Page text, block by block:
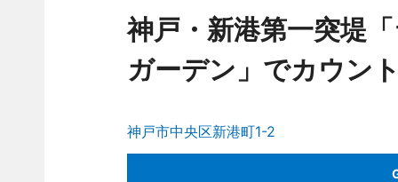
神戸・新港第一突堤
ガーデン」でカウン
神戸市中央区新港町1-2